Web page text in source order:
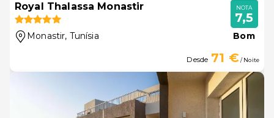
Royal Thalassa Monastir
Monastir, Tunísia
NOTA
7,5
Bom
Desde 71 €/ Noite